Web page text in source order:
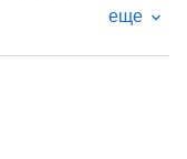
Русский
вокзала(на
еще